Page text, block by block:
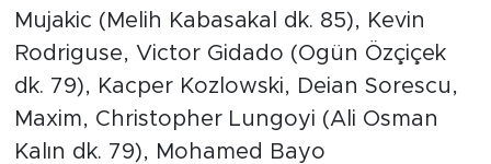
Mujakic (Melih Kabasakal dk. 85), Kevin
Rodriguse, Victor Gidado (Ogün Özçiçek
dk. 79), Kacper Kozlowski, Deian Sorescu,
Maxim, Christopher Lungoyi (Ali Osman
Kalın dk. 79), Mohamed Bayo